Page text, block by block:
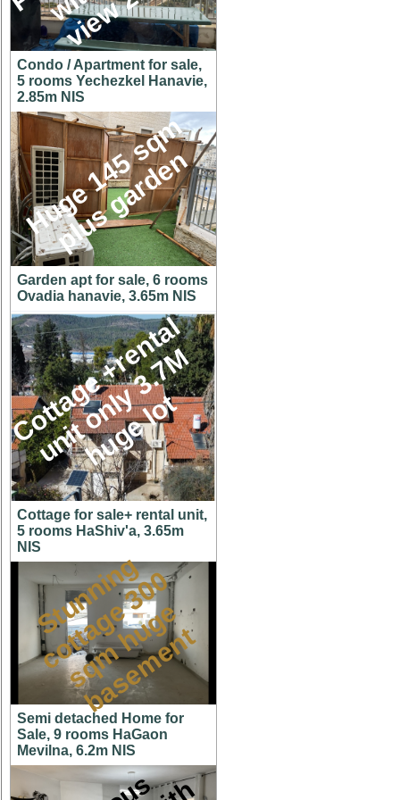
Condo / Apartment for sale,
5 rooms Yechezkel Hanavie,
2.85m NIS
H
u
g
e
1
4
5
s
q
m
p
l
u
s
g
a
r
d
e
n
Garden apt for sale, 6 rooms
Ovadia hanavie, 3.65m NIS
C
o
t
t
a
g
e
+
r
e
n
t
a
l
u
n
i
t
o
n
l
y
3
.
7
M
h
u
g
e
l
o
t
Cottage for sale+ rental unit,
5 rooms HaShiv'a, 3.65m
NIS
S
t
u
n
n
i
n
g
c
o
t
t
a
g
e
3
0
0
s
q
m
h
u
g
e
b
a
s
e
m
e
n
t
Semi detached Home for
Sale, 9 rooms HaGaon
Mevilna, 6.2m NIS